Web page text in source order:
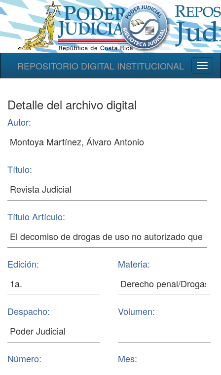
REPOSITORIO DIGITAL INSTITUCIONAL
Detalle del archivo digital
Autor:
Título:
Título Artículo:
Edición: Materia:
Despacho: Volumen:
Número: Mes: